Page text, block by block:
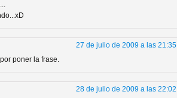
de Series de27 de julio de 2009 a las 21:35
poner la frase.
28 de julio de 2009 a las 22:02